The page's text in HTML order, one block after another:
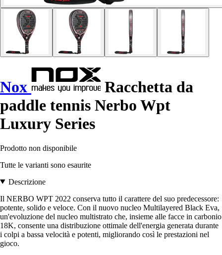
Nox
Racchetta da
paddle tennis Nerbo Wpt
Luxury Series
Prodotto non disponibile
Tutte le varianti sono esaurite
Descrizione
Il NERBO WPT 2022 conserva tutto il carattere del suo predecessore:
potente, solido e veloce. Con il nuovo nucleo Multilayered Black Eva,
un'evoluzione del nucleo multistrato che, insieme alle facce in carbonio
18K, consente una distribuzione ottimale dell'energia generata durante
i colpi a bassa velocità e potenti, migliorando così le prestazioni nel
gioco.